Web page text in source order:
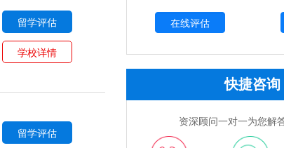
留学评估
学校详情
留学评估
快捷咨询
资深顾问一对一为您解